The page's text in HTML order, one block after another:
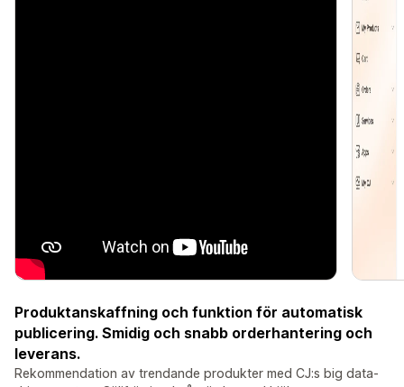
Produktanskaffning och funktion för automatisk
publicering. Smidig och snabb orderhantering och
leverans.
Rekommendation av trendande produkter med CJ:s big data-